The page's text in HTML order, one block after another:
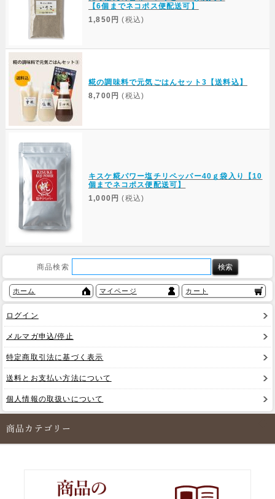
【6個までネコポス便配送可】
1,850円 (税込)
糀の調味料で元気ごはんセット3【送料込】
8,700円 (税込)
キスケ糀パワー塩チリペッパー40ｇ袋入り【10
個までネコポス便配送可】
1,000円 (税込)
商品検索
ホーム マイページ カート
ログイン
メルマガ申込/停止
特定商取引法に基づく表示
送料とお支払い方法について
個人情報の取扱いについて
商品カテゴリー